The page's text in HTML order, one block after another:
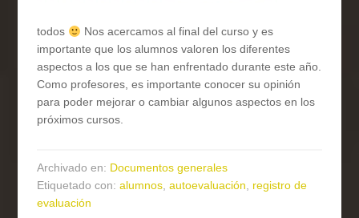
todos
Nos acercamos al final del curso y es
importante que los alumnos valoren los diferentes
aspectos a los que se han enfrentado durante este año.
Como profesores, es importante conocer su opinión
para poder mejorar o cambiar algunos aspectos en los
próximos cursos.
Archivado en: Documentos generales
Etiquetado con:alumnos,autoevaluación, registro de
evaluación